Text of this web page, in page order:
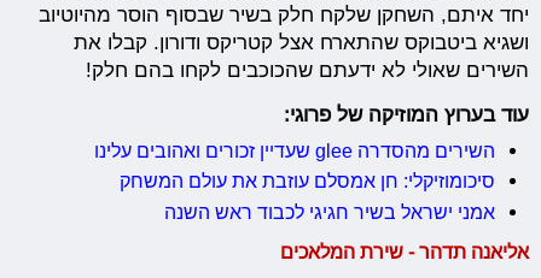
יחד איתם, השחקן שלקח חלק בשיר שבסוף הוסר מהיוטיוב
ושגיא ביטבוקס שהתארח אצל קטריקס ודורון. קבלו את
השירים שאולי לא ידעתם שהכוכבים לקחו בהם חלק!
עוד בערוץ המוזיקה של פרוגי:
השירים מהסדרה glee שעדיין זכורים ואהובים עלינו
סיכומוזיקלי: חן אמסלם עוזבת את עולם המשחק
אמני ישראל בשיר חגיגי לכבוד ראש השנה
אליאנה תדהר - שירת המלאכים